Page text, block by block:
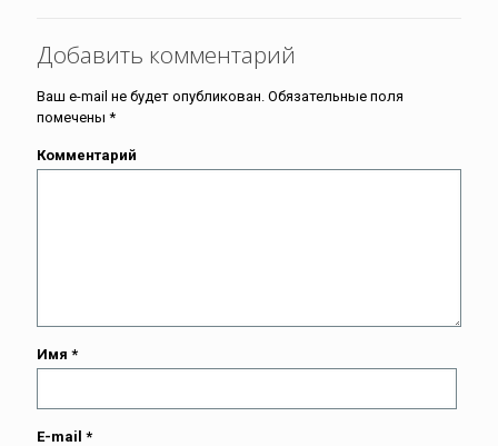
Добавить комментарий
Ваш e-mail не будет опубликован. Обязательные поля
помечены *
Комментарий
Имя *
E-mail *